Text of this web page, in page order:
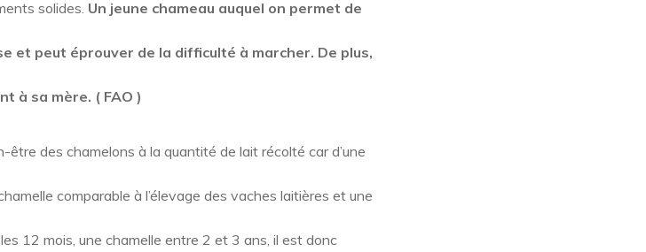
solides. Un jeune chameau auquel on permet de
et peut éprouver de la difficulté à marcher. De plus,
à sa mère. ( FAO )
des chamelons à la quantité de lait récolté car d’une
comparable à l’élevage des vaches laitières et une
12 mois, une chamelle entre 2 et 3 ans, il est donc